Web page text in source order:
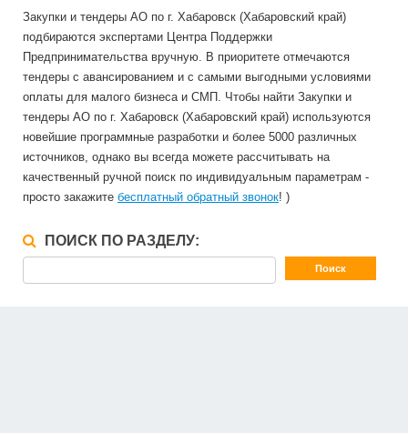
Закупки и тендеры АО по г. Хабаровск (Хабаровский край)
подбираются экспертами Центра Поддержки
Предпринимательства вручную. В приоритете отмечаются
тендеры с авансированием и с самыми выгодными условиями
оплаты для малого бизнеса и СМП. Чтобы найти Закупки и
тендеры АО по г. Хабаровск (Хабаровский край) используются
новейшие программные разработки и более 5000 различных
источников, однако вы всегда можете рассчитывать на
качественный ручной поиск по индивидуальным параметрам -
просто закажите бесплатный обратный звонок! )
ПОИСК ПО РАЗДЕЛУ: